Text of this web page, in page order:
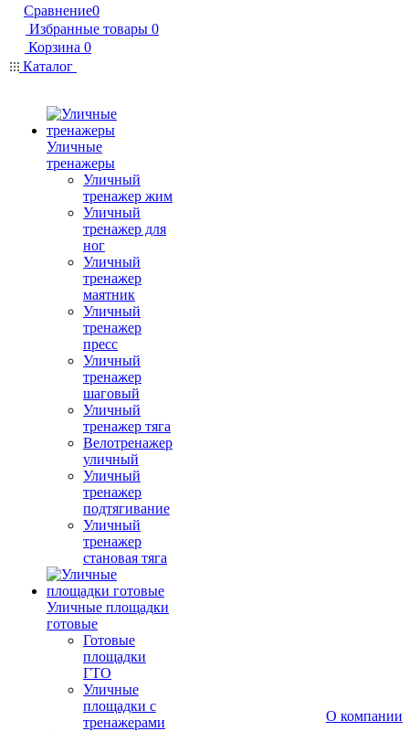
Сравнение0
Избранные товары 0
Корзина 0
Каталог
Уличные
тренажеры
Уличный
тренажер жим
Уличный
тренажер для
ног
Уличный
тренажер
маятник
Уличный
тренажер
пресс
Уличный
тренажер
шаговый
Уличный
тренажер тяга
Велотренажер
уличный
Уличный
тренажер
подтягивание
Уличный
тренажер
становая тяга
Уличные площадки
готовые
Готовые
площадки
ГТО
Уличные
площадки с
тренажерами
О компании